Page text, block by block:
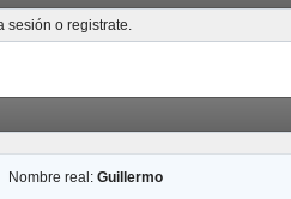
sesión o registrate.
Nombre real: Guillermo